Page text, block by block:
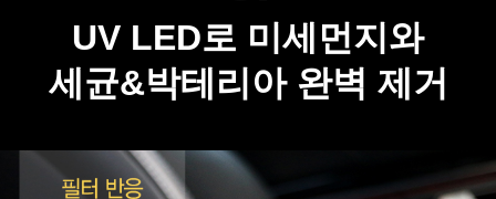
UV LED로 미세먼지와
세균&박테리아 완벽 제거